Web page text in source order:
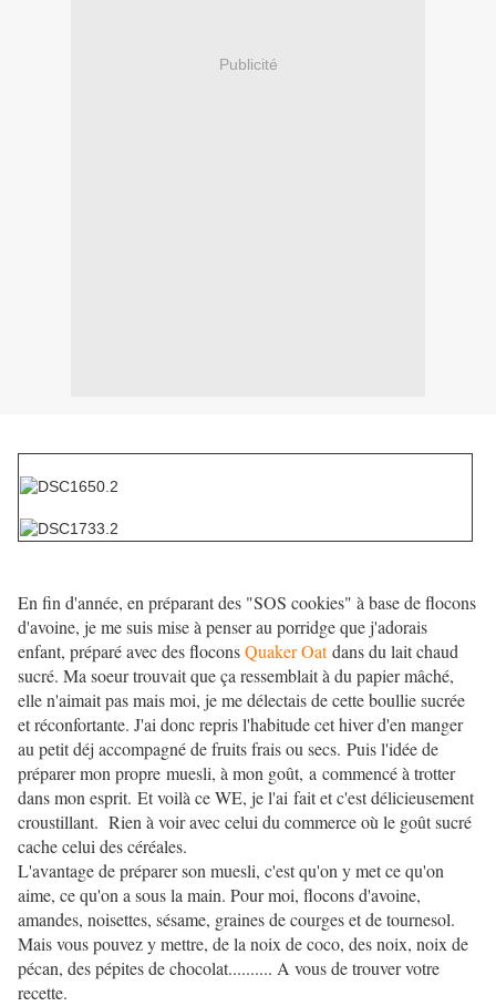
Publicité
En fin d'année, en préparant des "SOS cookies" à base de flocons
d'avoine, je me suis mise à penser au porridge que j'adorais
enfant, préparé avec des floconsQuaker Oatdans du lait chaud
sucré. Ma soeur trouvait que ça ressemblait à du papier mâché,
elle n'aimait pas mais moi, je me délectais de cette boullie sucrée
et réconfortante. J'ai donc repris l'habitude cet hiver d'en manger
au petit déj accompagné de fruits frais ou secs. Puis l'idée de
préparer mon propre muesli, à mon goût, a commencé à trotter
dans mon esprit. Et voilà ce WE, je l'ai fait et c'est délicieusement
croustillant. Rien à voir avec celui du commerce où le goût sucré
cache celui des céréales.
L'avantage de préparer son muesli, c'est qu'on y met ce qu'on
aime, ce qu'on a sous la main. Pour moi, flocons d'avoine,
amandes, noisettes, sésame, graines de courges et de tournesol.
Mais vous pouvez y mettre, de la noix de coco, des noix, noix de
pécan, des pépites de chocolat.......... A vous de trouver votre
recette.